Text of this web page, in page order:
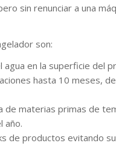
sin renunciar a una
son:
agua en la superficie del
hasta 10 meses,
de materias primas de
año.
de productos evitando